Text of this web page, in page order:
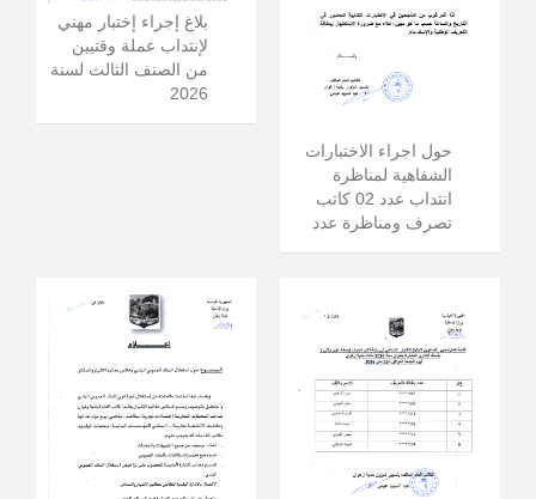
بلاغ إجراء إختبار مهني
لإنتداب عملة وقتيين
من الصنف الثالث لسنة
2026
حول اجراء الاختبارات
الشفاهية لمناظرة
انتداب عدد 02 كاتب
تصرف ومناظرة عدد